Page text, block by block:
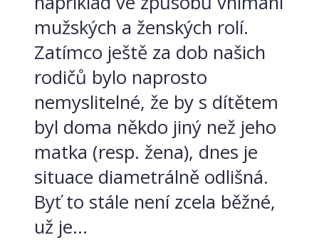
mužských a ženských rolí.
Zatímco ještě za dob našich
rodičů bylo naprosto
nemyslitelné, že by s dítětem
byl doma někdo jiný než jeho
matka (resp. žena), dnes je
situace diametrálně odlišná.
Byť to stále není zcela běžné,
už je...